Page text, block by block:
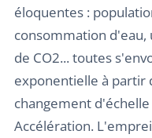
éloquentes :
consommation d'eau,
de CO2... toutes
exponentielle à partir
changement
Accélération.